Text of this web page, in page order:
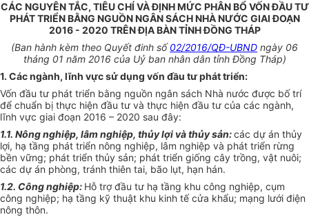
CÁC NGUYÊN TẮC, TIÊU CHÍ VÀ ĐỊNH MỨC PHÂN BỔ VỐN ĐẦU TƯ
PHÁT TRIỂN BẰNG NGUỒN NGÂN SÁCH NHÀ NƯỚC GIAI ĐOẠN
2016 - 2020 TRÊN ĐỊA BÀN TỈNH ĐỒNG THÁP
(Ban hành kèm theo Quyết đinh số02/2016/QĐ-UBND ngày 06
tháng 01 năm 2016 của Uỷ ban nhân dân tỉnh Đồng Tháp)
1. Các ngành, lĩnh vực sử dụng vốn đầu tư phát triển:
Vốn đầu tư phát triển bằng nguồn ngân sách Nhà nước được bố trí
để chuẩn bị thực hiện đầu tư và thực hiện đầu tư của các ngành,
lĩnh vực giai đoạn 2016 – 2020 sau đây:
1.1. Nông nghiệp, lâm nghiệp, thủy lợi và thủy sản:các dự án thủy
lợi, hạ tầng phát triển nông nghiệp, lâm nghiệp và phát triển rừng
bền vững; phát triển thủy sản; phát triển giống cây trồng, vật nuôi;
các dự án phòng, tránh thiên tai, bão lụt, hạn hán.
1.2. Công nghiệp: Hỗ trợ đầu tư hạ tầng khu công nghiệp, cụm
công nghiệp; hạ tầng kỹ thuật khu kinh tế cửa khẩu; mạng lưới điện
nông thôn.